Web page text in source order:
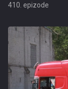
410. epizode